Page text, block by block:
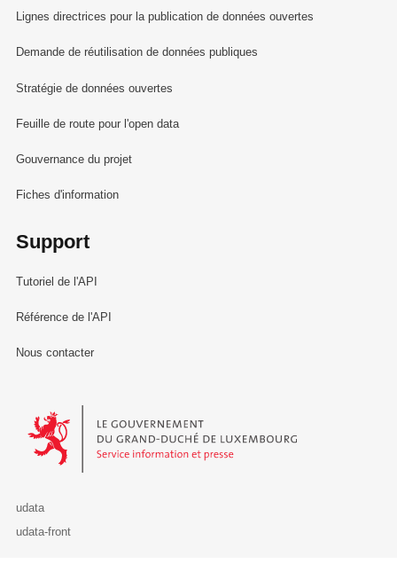
Lignes directrices pour la publication de données ouvertes
Demande de réutilisation de données publiques
Stratégie de données ouvertes
Feuille de route pour l'open data
Gouvernance du projet
Fiches d'information
Support
Tutoriel de l'API
Référence de l'API
Nous contacter
Le Gouvernement du Grand-Duché de Luxembourg - Service
udata
udata-front